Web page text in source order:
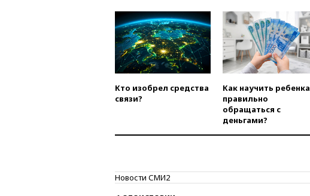
Кто изобрел средства
связи?
Как научить ребенка
правильно
обращаться с
деньгами?
Новости СМИ2